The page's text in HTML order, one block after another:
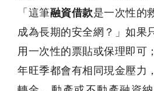
「這筆融資借款是一次性的
成為長期的安全網？」如果
用一次性的票貼或保理即可
年旺季都會有相同現金壓力